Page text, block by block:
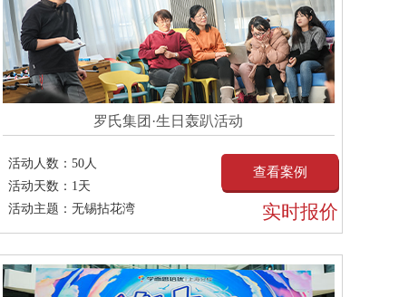
罗氏集团·生日轰趴活动
活动人数： 50人
活动天数： 1天
活动主题： 无锡拈花湾
查看案例
实时报价